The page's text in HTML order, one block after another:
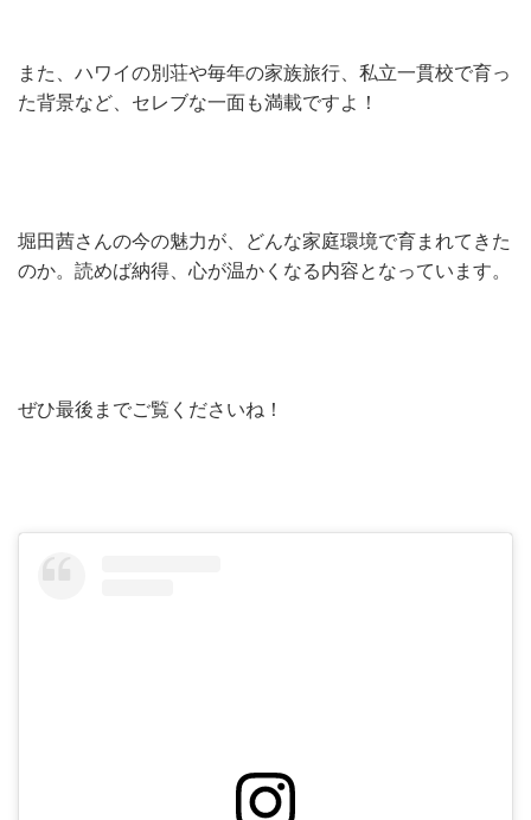
また、ハワイの別荘や毎年の家族旅行、私立一貫校で育っ
た背景など、セレブな一面も満載ですよ！
堀田茜さんの今の魅力が、どんな家庭環境で育まれてきた
のか。読めば納得、心が温かくなる内容となっています。
ぜひ最後までご覧くださいね！